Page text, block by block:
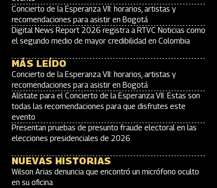
Concierto de la Esperanza VII: horarios, artistas y
recomendaciones para asistir en Bogotá
Digital News Report 2026 registra a RTVC Noticias como
el segundo medio de mayor credibilidad en Colombia
MÁS LEÍDO
Concierto de la Esperanza VII: horarios, artistas y
recomendaciones para asistir en Bogotá
Alístate para el Concierto de la Esperanza VII: Estas son
todas las recomendaciones para que disfrutes este
evento
Presentan pruebas de presunto fraude electoral en las
elecciones presidenciales de 2026
NUEVAS HISTORIAS
Wilson Arias denuncia que encontró un micrófono oculto
en su oficina